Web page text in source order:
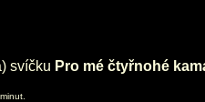
svíčku Pro mé čtyřnohé